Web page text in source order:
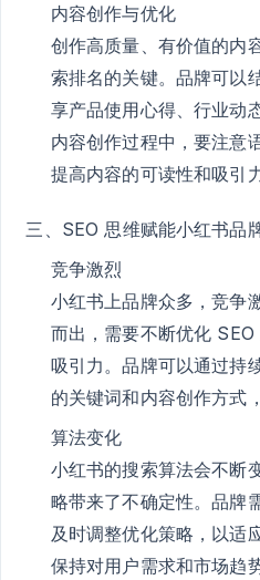
内容创作与优化
创作高质量、有价值的内
索排名的关键。品牌可以
享产品使用心得、行业动
内容创作过程中，要注意
提高内容的可读性和吸引力
三、SEO 思维赋能小红书品
竞争激烈
小红书上品牌众多，竞争
而出，需要不断优化
吸引力。品牌可以通过持
的关键词和内容创作方式
算法变化
小红书的搜索算法会不断
略带来了不确定性。品牌
及时调整优化策略，以适
保持对用户需求和市场趋